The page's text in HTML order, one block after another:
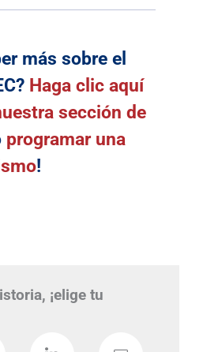
más sobre el
Haga clic aquí
sección de
programar una
!
¡elige tu